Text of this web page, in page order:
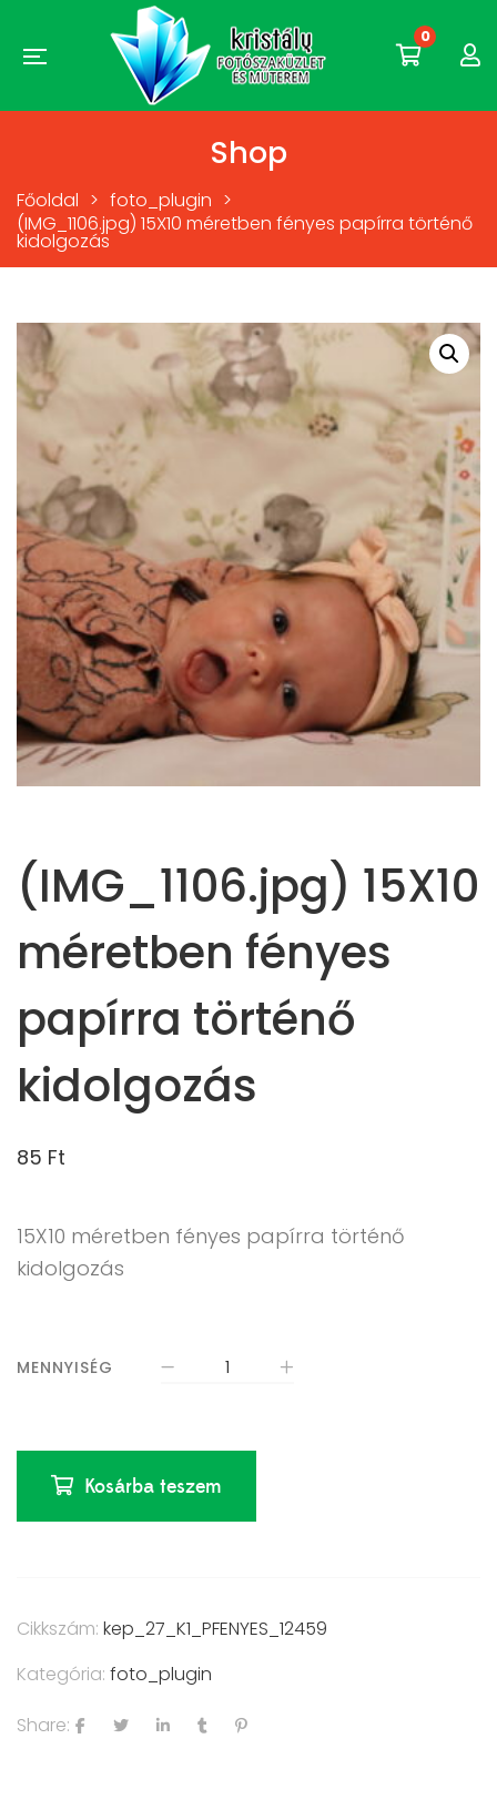
0
Shop
Főoldal > foto_plugin >
(IMG_1106.jpg) 15X10 méretben fényes papírra történő
kidolgozás
(IMG_1106.jpg) 15X10
méretben fényes
papírra történő
kidolgozás
85 Ft
15X10 méretben fényes papírra történő
kidolgozás
MENNYISÉG
Kosárba teszem
Cikkszám: kep_27_K1_PFENYES_12459
Kategória: foto_plugin
Share: